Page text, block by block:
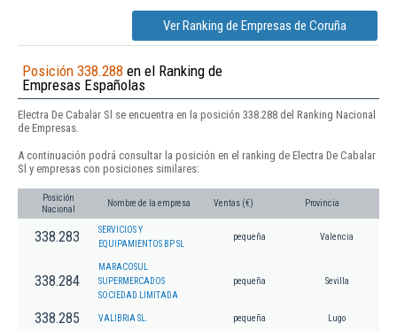
Ver Ranking de Empresas de Coruña
Posición 338.288 en el Ranking de
Empresas Españolas
Electra De Cabalar Sl se encuentra en la posición 338.288 del Ranking Nacional
de Empresas.
A continuación podrá consultar la posición en el ranking de Electra De Cabalar
Sl y empresas con posiciones similares:
Posición
Nacional
Nombre de la empresa Ventas (€) Provincia
338.283
SERVICIOS Y
EQUIPAMIENTOS BP SL
pequeña Valencia
338.284
MARACOSUL
SUPERMERCADOS
SOCIEDAD LIMITADA
pequeña Sevilla
338.285 VALIBRIA SL. pequeña Lugo